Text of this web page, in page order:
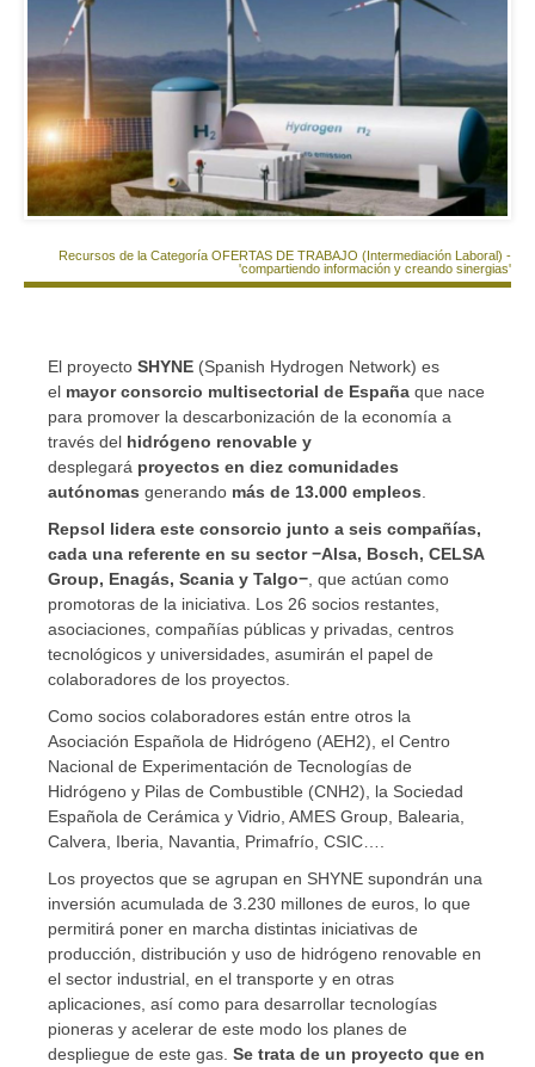
Recursos de la Categoría OFERTAS DE TRABAJO (Intermediación Laboral) -
'compartiendo información y creando sinergias'
El proyecto SHYNE (Spanish Hydrogen Network) es
el mayor consorcio multisectorial de España que nace
para promover la descarbonización de la economía a
través del hidrógeno renovable y
desplegará proyectos en diez comunidades
autónomas generando más de 13.000 empleos
Repsol lidera este consorcio junto a seis compañías,
cada una referente en su sector −Alsa, Bosch, CELSA
Group, Enagás, Scania y Talgo− , que actúan como
promotoras de la iniciativa. Los 26 socios restantes,
asociaciones, compañías públicas y privadas, centros
tecnológicos y universidades, asumirán el papel de
colaboradores de los proyectos.
Como socios colaboradores están entre otros la
Asociación Española de Hidrógeno (AEH2), el Centro
Nacional de Experimentación de Tecnologías de
Hidrógeno y Pilas de Combustible (CNH2), la Sociedad
Española de Cerámica y Vidrio, AMES Group, Balearia,
Calvera, Iberia, Navantia, Primafrío, CSIC….
Los proyectos que se agrupan en SHYNE supondrán una
inversión acumulada de 3.230 millones de euros, lo que
permitirá poner en marcha distintas iniciativas de
producción, distribución y uso de hidrógeno renovable en
el sector industrial, en el transporte y en otras
aplicaciones, así como para desarrollar tecnologías
pioneras y acelerar de este modo los planes de
despliegue de este gas. Se trata de un proyecto que en